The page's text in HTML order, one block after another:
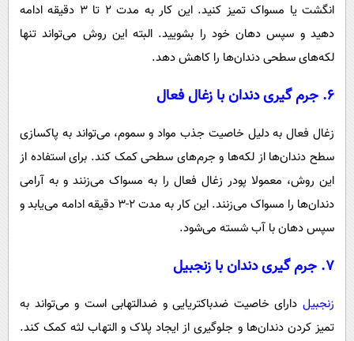
انگشت یا مسواک تمیز کنید. این کار به مدت ۲ تا ۳ دقیقه ادامه
دهید و سپس دهان خود را بشویید. البته این روش می‌تواند تنها
لکه‌های سطحی دندان‌ها را کاهش دهد.
۶. جرم گیری دندان با زغال فعال
زغال فعال به دلیل خاصیت جذب مواد و سموم، می‌تواند به پاکسازی
سطح دندان‌ها از لکه‌ها و جرم‌های سطحی کمک کند. برای استفاده از
این روش، معمولا پودر زغال فعال را به مسواک می‌زنند و به آرامی
دندان‌ها را مسواک می‌زنند. این کار به مدت ۲-۳ دقیقه ادامه می‌یابد و
سپس دهان با آب شسته می‌شود.
۷. جرم گیری دندان با زنجبیل
زنجبیل دارای خاصیت ضدباکتریایی و ضدالتهابی است و می‌تواند به
تمیز کردن دندان‌ها و جلوگیری از ایجاد پلاک و التهاب لثه کمک کند.